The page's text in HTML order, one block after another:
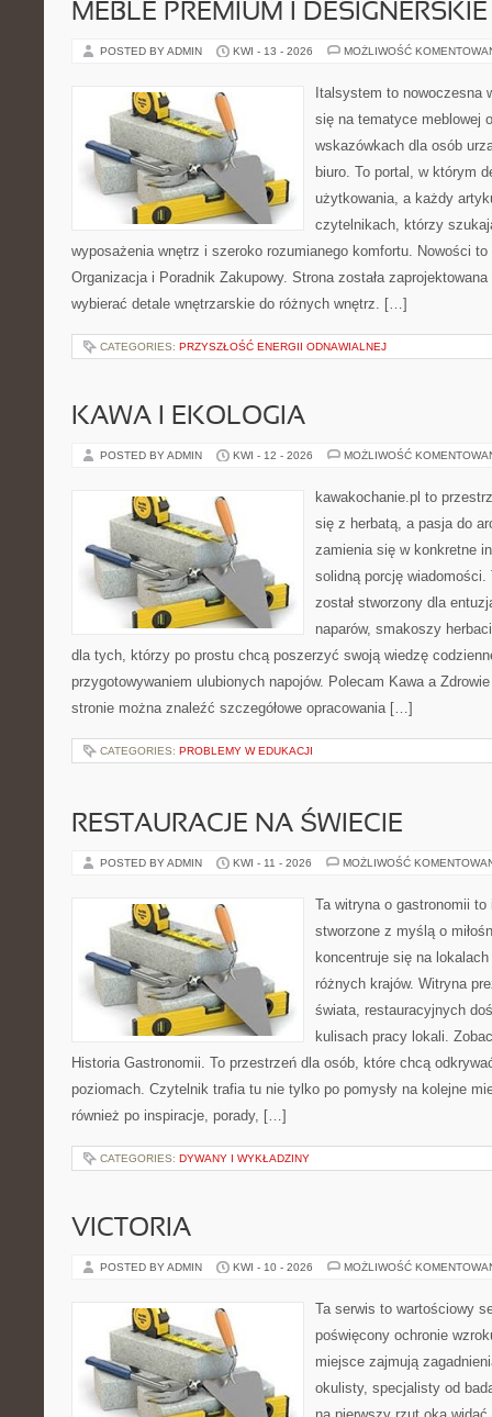
MEBLE PREMIUM I DESIGNERSKIE
POSTED BY ADMIN KWI - 13 - 2026 MOŻLIWOŚĆ
Italsystem to nowoczesna
się na tematyce meblowej
wskazówkach dla osób
biuro. To portal, w którym
użytkowania, a każdy
czytelnikach, którzy
wyposażenia wnętrz i szeroko rozumianego komfortu. Nowości
Organizacja i Poradnik Zakupowy. Strona została
wybierać detale wnętrzarskie do różnych wnętrz. […]
CATEGORIES: PRZYSZŁOŚĆ ENERGII ODNAWIALNEJ
KAWA I EKOLOGIA
POSTED BY ADMIN KWI - 12 - 2026 MOŻLIWOŚĆ
kawakochanie.pl to
się z herbatą, a pasja do
zamienia się w konkretne
solidną porcję
został stworzony dla
naparów, smakoszy
dla tych, którzy po prostu chcą poszerzyć swoją wiedzę
przygotowywaniem ulubionych napojów. Polecam Kawa a
stronie można znaleźć szczegółowe opracowania […]
CATEGORIES: PROBLEMY W EDUKACJI
RESTAURACJE NA ŚWIECIE
POSTED BY ADMIN KWI - 11 - 2026 MOŻLIWOŚĆ
Ta witryna o gastronomii
stworzone z myślą o
koncentruje się na
różnych krajów. Witryna
świata, restauracyjnych
kulisach pracy lokali.
Historia Gastronomii. To przestrzeń dla osób, które chcą
poziomach. Czytelnik trafia tu nie tylko po pomysły na kolejne
również po inspiracje, porady, […]
CATEGORIES: DYWANY I WYKŁADZINY
VICTORIA
POSTED BY ADMIN KWI - 10 - 2026 MOŻLIWOŚĆ
Ta serwis to wartościowy
poświęcony ochronie
miejsce zajmują
okulisty, specjalisty od